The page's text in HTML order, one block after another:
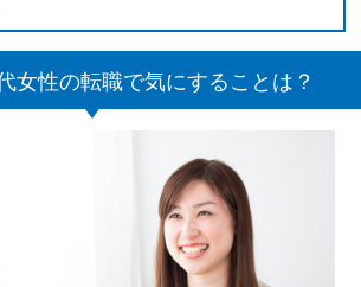
女性の転職で気にすることは？